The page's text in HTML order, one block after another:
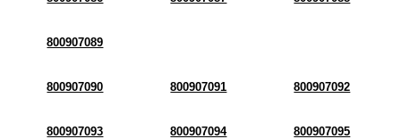
800907089
800907090 800907091 800907092
800907093 800907094 800907095